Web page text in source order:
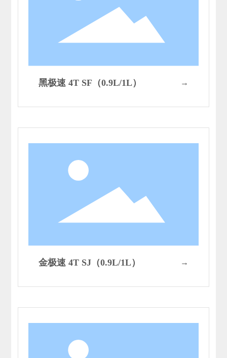
黑极速 4T SF（0.9L/1L） →
金极速 4T SJ（0.9L/1L） →